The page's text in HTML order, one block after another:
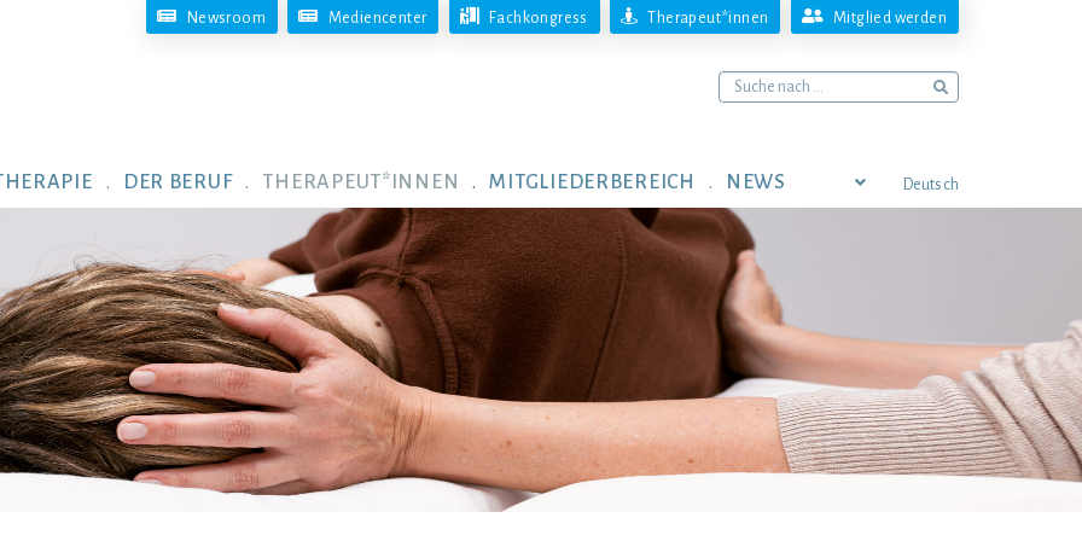
Newsroom Mediencenter Fachkongress Therapeut*innen Mitglied werden
DER BERUF THERAPEUT*INNEN MITGLIEDERBEREICH NEWS Deutsch